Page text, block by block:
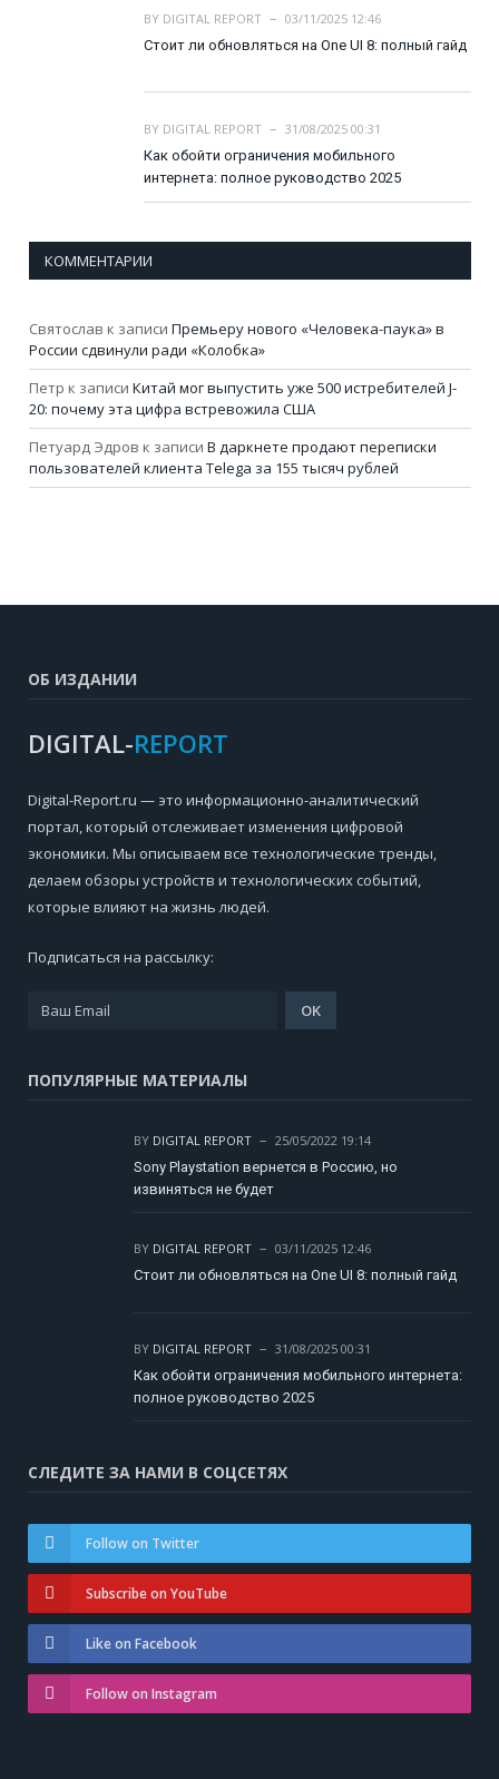
BY DIGITAL REPORT
03/11/2025 12:46
Стоит ли обновляться на One UI 8: полный гайд
BY DIGITAL REPORT
31/08/2025 00:31
Как обойти ограничения мобильного
интернета: полное руководство 2025
КОММЕНТАРИИ
Святослав к записи Премьеру нового «Человека-паука» в
России сдвинули ради «Колобка»
Петр к записи Китай мог выпустить уже 500 истребителей J-
20: почему эта цифра встревожила США
Петуард Эдров к записи В даркнете продают переписки
пользователей клиента Telega за 155 тысяч рублей
ОБ ИЗДАНИИ
DIGITAL-REPORT
Digital-Report.ru — это информационно-аналитический
портал, который отслеживает изменения цифровой
экономики. Мы описываем все технологические тренды,
делаем обзоры устройств и технологических событий,
которые влияют на жизнь людей.
Подписаться на рассылку:
ПОПУЛЯРНЫЕ МАТЕРИАЛЫ
BY DIGITAL REPORT
25/05/2022 19:14
Sony Playstation вернется в Россию, но
извиняться не будет
BY DIGITAL REPORT
03/11/2025 12:46
Стоит ли обновляться на One UI 8: полный гайд
BY DIGITAL REPORT
31/08/2025 00:31
Как обойти ограничения мобильного интернета:
полное руководство 2025
СЛЕДИТЕ ЗА НАМИ В СОЦСЕТЯХ
Follow on Twitter
Subscribe on YouTube
Like on Facebook
Follow on Instagram